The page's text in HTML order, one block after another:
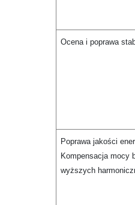
Ocena i poprawa
Poprawa jakości
Kompensacja mocy
wyższych